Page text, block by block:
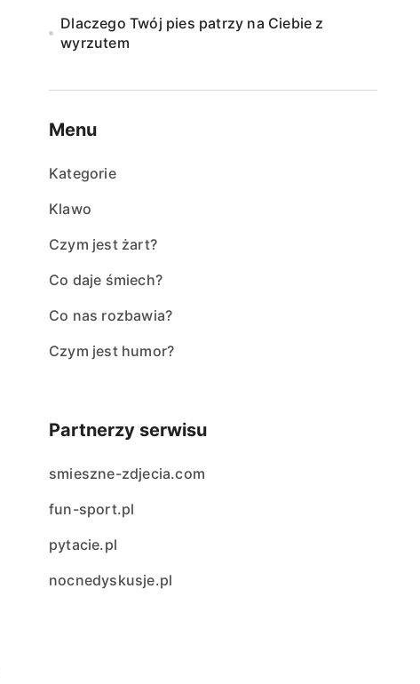
Dlaczego Twój pies patrzy na Ciebie z
wyrzutem
Menu
Kategorie
Klawo
Czym jest żart?
Co daje śmiech?
Co nas rozbawia?
Czym jest humor?
Partnerzy serwisu
smieszne-zdjecia.com
fun-sport.pl
pytacie.pl
nocnedyskusje.pl